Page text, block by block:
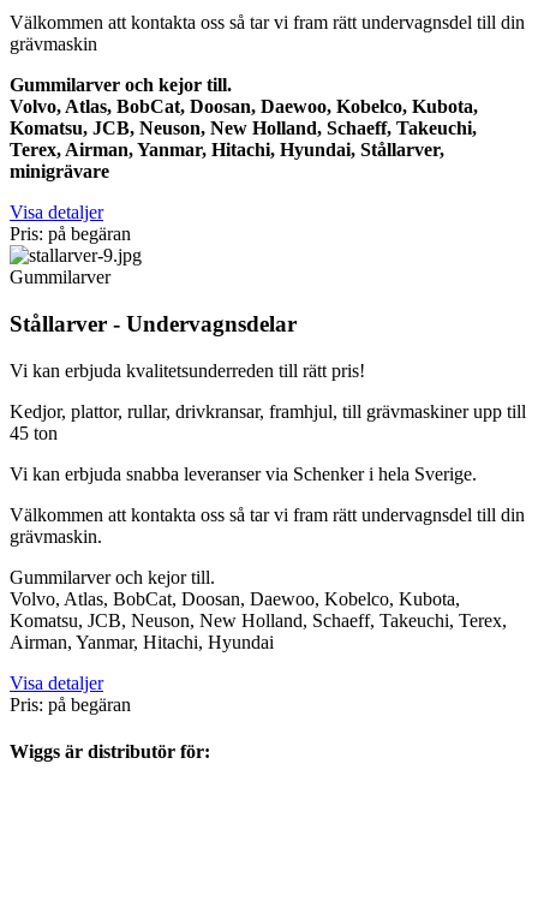
Välkommen att kontakta oss så tar vi fram rätt undervagnsdel till din
grävmaskin
Gummilarver och kejor till.
Volvo, Atlas, BobCat, Doosan, Daewoo, Kobelco, Kubota,
Komatsu, JCB, Neuson, New Holland, Schaeff, Takeuchi,
Terex, Airman, Yanmar, Hitachi, Hyundai, Stållarver,
minigrävare
Visa detaljer
Pris: på begäran
Gummilarver
Stållarver - Undervagnsdelar
Vi kan erbjuda kvalitetsunderreden till rätt pris!
Kedjor, plattor, rullar, drivkransar, framhjul, till grävmaskiner upp till
45 ton
Vi kan erbjuda snabba leveranser via Schenker i hela Sverige.
Välkommen att kontakta oss så tar vi fram rätt undervagnsdel till din
grävmaskin.
Gummilarver och kejor till.
Volvo, Atlas, BobCat, Doosan, Daewoo, Kobelco, Kubota,
Komatsu, JCB, Neuson, New Holland, Schaeff, Takeuchi, Terex,
Airman, Yanmar, Hitachi, Hyundai
Visa detaljer
Pris: på begäran
Wiggs är distributör för: